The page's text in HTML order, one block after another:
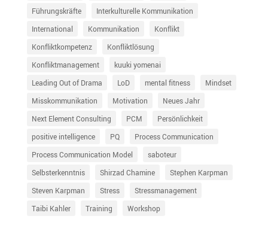
Führungskräfte
Interkulturelle Kommunikation
International
Kommunikation
Konflikt
Konfliktkompetenz
Konfliktlösung
Konfliktmanagement
kuuki yomenai
Leading Out of Drama
LoD mental fitness
Mindset
Misskommunikation
Motivation
Neues Jahr
Next Element Consulting
PCM
Persönlichkeit
positive intelligence
PQ
Process Communication
Process Communication Model
saboteur
Selbsterkenntnis
Shirzad Chamine
Stephen Karpman
Steven Karpman
Stress
Stressmanagement
Taibi Kahler
Training Workshop